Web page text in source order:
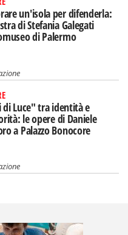
un'isola per difenderla:
di Stefania Galegati
di Palermo
Luce" tra identità e
le opere di Daniele
a Palazzo Bonocore